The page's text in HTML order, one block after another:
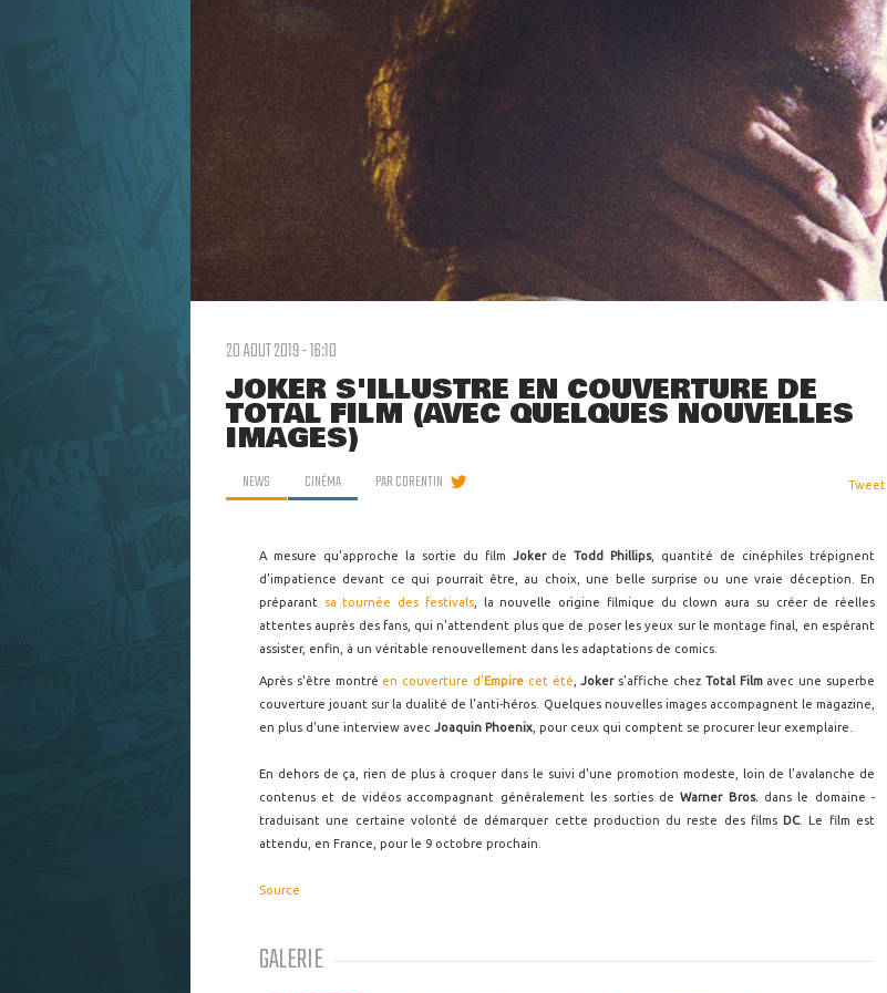
20 AOUT 2019 - 16:10
JOKER S'ILLUSTRE EN COUVERTURE DE
TOTAL FILM (AVEC QUELQUES NOUVELLES
IMAGES)
NEWS CINÉMA PARCORENTIN Tweet
A mesure qu'approche la sortie du film JokerdeTodd Phillips, quantité de cinéphiles trépignent
d'impatience devant ce qui pourrait être, au choix, une belle surprise ou une vraie déception. En
préparant sa tournée des festivals, la nouvelle origine filmique du clown aura su créer de réelles
attentes auprès des fans, qui n'attendent plus que de poser les yeux sur le montage final, en espérant
assister, enfin, à un véritable renouvellement dans les adaptations de comics.
Après s'être montré en couverture d'Empire cet été ,Jokers'affiche chez Total Filmavec une superbe
couverture jouant sur la dualité de l'anti-héros. Quelques nouvelles images accompagnent le magazine,
en plus d'une interview avec Joaquin Phoenix , pour ceux qui comptent se procurer leur exemplaire.
En dehors de ça, rien de plus à croquer dans le suivi d'une promotion modeste, loin de l'avalanche de
contenus et de vidéos accompagnant généralement les sorties deWarner Bros. dans le domaine -
traduisant une certaine volonté de démarquer cette production du reste des films DC . Le film est
attendu, en France, pour le 9 octobre prochain.
Source
GALERIE